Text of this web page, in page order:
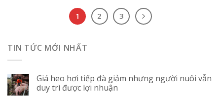
1 2 3
TIN TỨC MỚI NHẤT
Giá heo hơi tiếp đà giảm nhưng người nuôi vẫn
duy trì được lợi nhuận